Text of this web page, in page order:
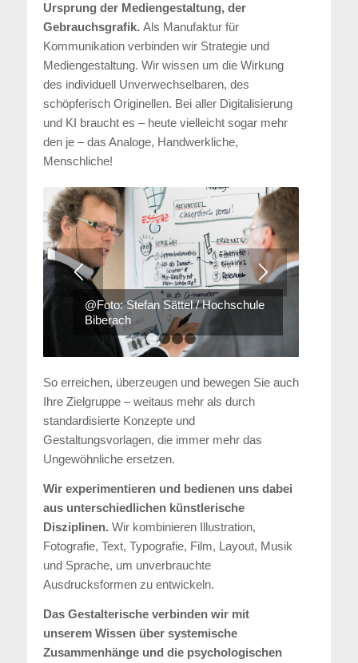
Ursprung der Mediengestaltung, der
Gebrauchsgrafik. Als Manufaktur für
Kommunikation verbinden wir Strategie und
Mediengestaltung. Wir wissen um die Wirkung
des individuell Unverwechselbaren, des
schöpferisch Originellen. Bei aller Digitalisierung
und KI braucht es – heute vielleicht sogar mehr
den je – das Analoge, Handwerkliche,
Menschliche!
@Foto: Stefan Sättel / Hochschule
Biberach
So erreichen, überzeugen und bewegen Sie auch
Ihre Zielgruppe – weitaus mehr als durch
standardisierte Konzepte und
Gestaltungsvorlagen, die immer mehr das
Ungewöhnliche ersetzen.
Wir experimentieren und bedienen uns dabei
aus unterschiedlichen künstlerische
Disziplinen. Wir kombinieren Illustration,
Fotografie, Text, Typografie, Film, Layout, Musik
und Sprache, um unverbrauchte
Ausdrucksformen zu entwickeln.
Das Gestalterische verbinden wir mit
unserem Wissen über systemische
Zusammenhänge und die psychologischen